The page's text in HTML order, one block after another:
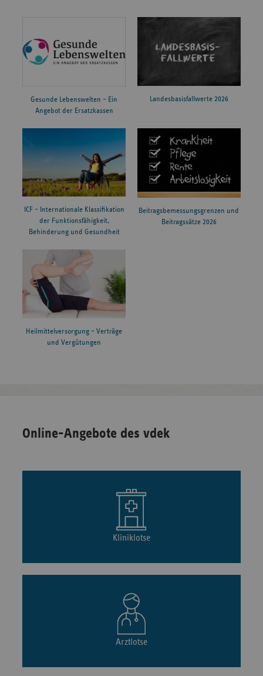
Gesunde Lebenswelten – Ein
Angebot der Ersatzkassen
Landesbasisfallwerte 2026
ICF – Internationale Klassifikation
der Funktionsfähigkeit,
Behinderung und Gesundheit
Beitragsbemessungsgrenzen und
Beitragssätze 2026
Heilmittelversorgung – Verträge
und Vergütungen
Online-Angebote des vdek
Kliniklotse
Arztlotse